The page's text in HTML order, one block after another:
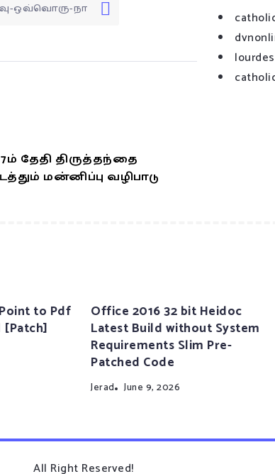
தேதி திருத்தந்தை
மன்னிப்பு வழிபாடு
to Pdf
[Patch]
Office 2016 32 bit Heidoc
Latest Build without System
Requirements Slim Pre-
Patched Code
Jerad June 9, 2026
All Right Reserved!